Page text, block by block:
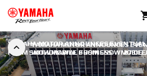
YAMAHA MOTOR ANNOUNCES
WITHDRAWAL FROM SNOWMOBILE
YAMAHA MOTOR ANNOUNCES
FROM SNOWMOBILE BUSINESS | 27 DE